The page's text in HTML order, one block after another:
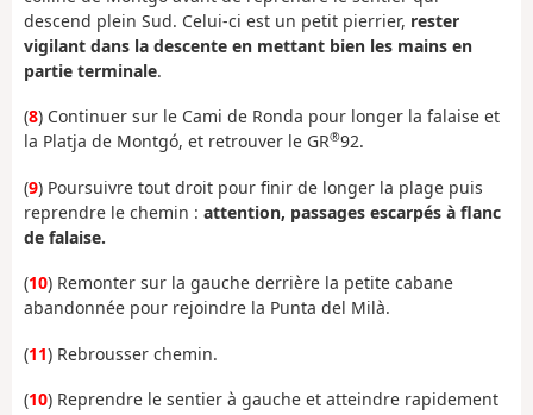
descend plein Sud. Celui-ci est un petit pierrier, rester
vigilant dans la descente en mettant bien les mains en
partie terminale.
(8) Continuer sur le Cami de Ronda pour longer la falaise et
la Platja de Montgó, et retrouver le GR®92.
(9) Poursuivre tout droit pour finir de longer la plage puis
reprendre le chemin : attention, passages escarpés à flanc
de falaise.
(10) Remonter sur la gauche derrière la petite cabane
abandonnée pour rejoindre la Punta del Milà.
(11) Rebrousser chemin.
(10) Reprendre le sentier à gauche et atteindre rapidement